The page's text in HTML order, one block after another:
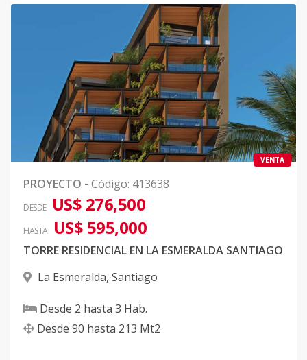
VENTA
PROYECTO - Código: 413638
DESDE US$ 276,500
HASTA US$ 595,000
TORRE RESIDENCIAL EN LA ESMERALDA SANTIAGO
La Esmeralda, Santiago
Desde 2 hasta 3 Hab.
Desde 90 hasta 213 Mt2